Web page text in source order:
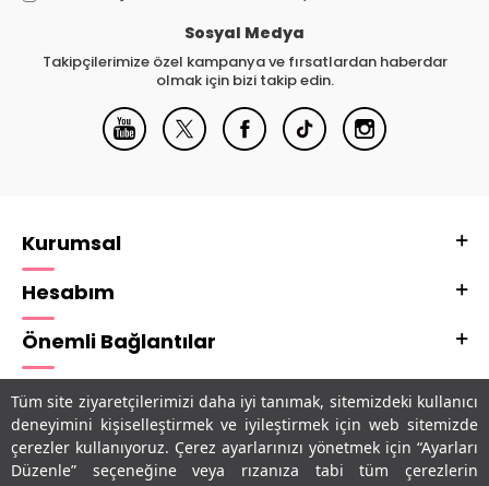
Tüm site ziyaretçilerimizi daha iyi tanımak, sitemizdeki kullanıcı
deneyimini kişiselleştirmek ve iyileştirmek için web sitemizde
çerezler kullanıyoruz. Çerez ayarlarınızı yönetmek için “Ayarları
Düzenle” seçeneğine veya rızanıza tabi tüm çerezlerin
Sosyal Medya
Takipçilerimize özel kampanya ve fırsatlardan haberdar
olmak için bizi takip edin.
Kurumsal
Hesabım
Önemli Bağlantılar
Adres & İletişim
Uygulamalarımız